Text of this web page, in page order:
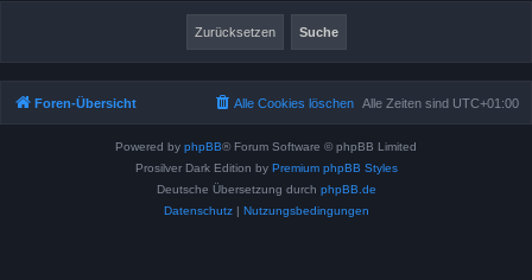
Foren-Übersicht Alle Zeiten sind UTC+01:00
Alle Cookies löschen
Powered by phpBB® Forum Software © phpBB Limited
Prosilver Dark Edition by Premium phpBB Styles
Deutsche Übersetzung durch phpBB.de
Datenschutz| Nutzungsbedingungen